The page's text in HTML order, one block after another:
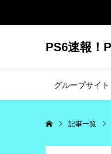
PS6速報！
グループサイト
記事一覧